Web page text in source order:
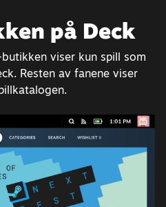
på Deck
viser kun spill som
Resten av fanene viser